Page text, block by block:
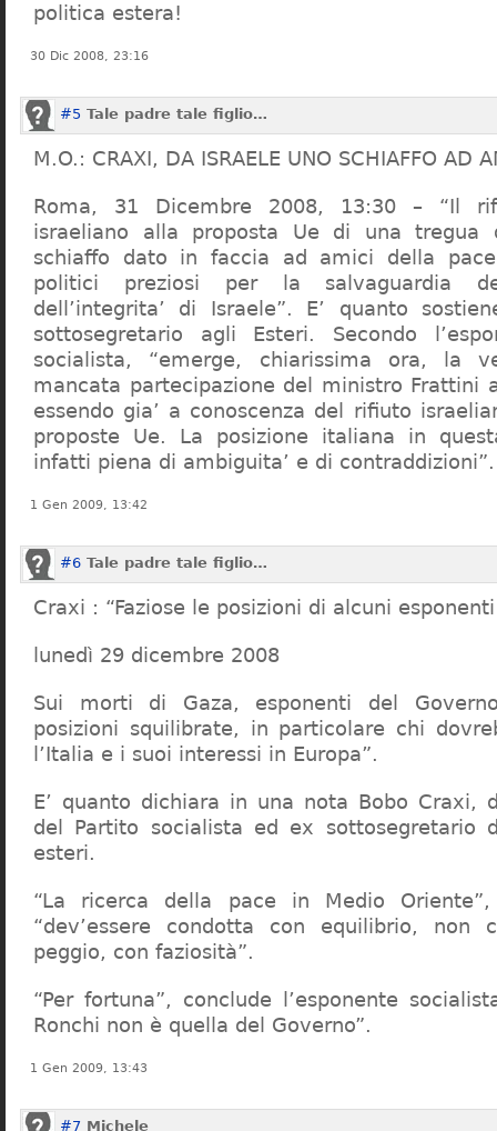
politica estera!
30 Dic 2008, 23:16
#5 Tale padre tale figlio…
M.O.: CRAXI, DA ISRAELE UNO SCHIAFFO AD
Roma, 31 Dicembre 2008, 13:30 – “Il
israeliano alla proposta Ue di una
schiaffo dato in faccia ad amici della
politici preziosi per la salvaguardia
dell’integrita’ di Israele”. E’ quanto
sottosegretario agli Esteri. Secondo
socialista, “emerge, chiarissima ora, la
mancata partecipazione del ministro Frattini
essendo gia’ a conoscenza del rifiuto
proposte Ue. La posizione italiana in
infatti piena di ambiguita’ e di contraddizioni”.
1 Gen 2009, 13:42
#6 Tale padre tale figlio…
Craxi : “Faziose le posizioni di alcuni
lunedì 29 dicembre 2008
Sui morti di Gaza, esponenti del
posizioni squilibrate, in particolare chi
l’Italia e i suoi interessi in Europa”.
E’ quanto dichiara in una nota Bobo Craxi,
del Partito socialista ed ex sottosegretario
esteri.
“La ricerca della pace in Medio
“dev’essere condotta con equilibrio, non
peggio, con faziosità”.
“Per fortuna”, conclude l’esponente
Ronchi non è quella del Governo”.
1 Gen 2009, 13:43
#7 Michele